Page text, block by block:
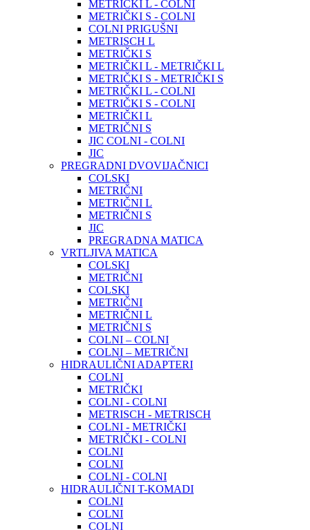
METRIČKI L - COLNI
METRIČKI S - COLNI
COLNI PRIGUŠNI
METRISCH L
METRIČKI S
METRIČKI L - METRIČKI L
METRIČKI S - METRIČKI S
METRIČKI L - COLNI
METRIČKI S - COLNI
METRIČKI L
METRIČNI S
JIC COLNI - COLNI
JIC
PREGRADNI DVOVIJAČNICI
COLSKI
METRIČNI
METRIČNI L
METRIČNI S
JIC
PREGRADNA MATICA
VRTLJIVA MATICA
COLSKI
METRIČNI
COLSKI
METRIČNI
METRIČNI L
METRIČNI S
COLNI – COLNI
COLNI – METRIČNI
HIDRAULIČNI ADAPTERI
COLNI
METRIČKI
COLNI - COLNI
METRISCH - METRISCH
COLNI - METRIČKI
METRIČKI - COLNI
COLNI
COLNI
COLNI - COLNI
HIDRAULIČNI T-KOMADI
COLNI
COLNI
COLNI